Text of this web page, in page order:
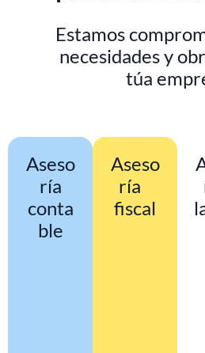
Estamos
necesidades y
túa
Aseso
ría
conta
ble
Aseso
ría
fiscal